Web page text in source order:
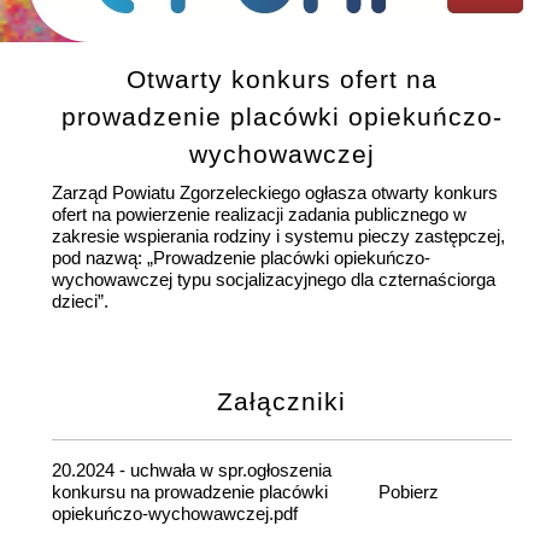
Otwarty konkurs ofert na
prowadzenie placówki opiekuńczo-
wychowawczej
Zarząd Powiatu Zgorzeleckiego ogłasza otwarty konkurs
ofert na powierzenie realizacji zadania publicznego w
zakresie wspierania rodziny i systemu pieczy zastępczej,
pod nazwą: „Prowadzenie placówki opiekuńczo-
wychowawczej typu socjalizacyjnego dla czternaściorga
dzieci”.
Załączniki
20.2024 - uchwała w spr.ogłoszenia
konkursu na prowadzenie placówki
opiekuńczo-wychowawczej.pdf
Pobierz